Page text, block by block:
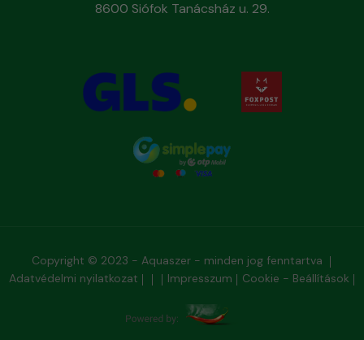
8600 Siófok Tanácsház u. 29.
Copyright © 2023 - Aquaszer - minden jog fenntartva
Adatvédelmi nyilatkozat
Impresszum Cookie - Beállítások